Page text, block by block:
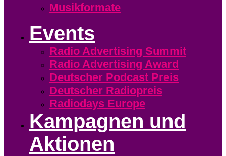
Musikformate
Events
Radio Advertising Summit
Radio Advertising Award
Deutscher Podcast Preis
Deutscher Radiopreis
Radiodays Europe
Kampagnen und
Aktionen